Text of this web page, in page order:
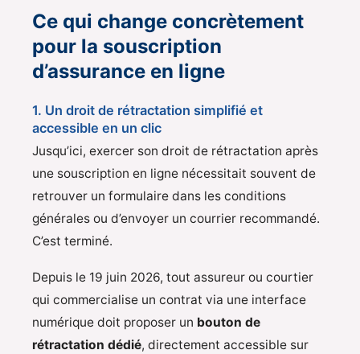
Ce qui change concrètement
pour la souscription
d’assurance en ligne
1. Un droit de rétractation simplifié et
accessible en un clic
Jusqu’ici, exercer son droit de rétractation après
une souscription en ligne nécessitait souvent de
retrouver un formulaire dans les conditions
générales ou d’envoyer un courrier recommandé.
C’est terminé.
Depuis le 19 juin 2026, tout assureur ou courtier
qui commercialise un contrat via une interface
numérique doit proposer un bouton de
rétractation dédié, directement accessible sur